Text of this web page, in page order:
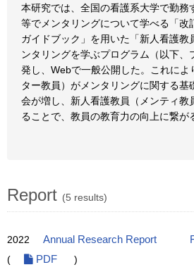
本研究では、全国の看護系大学で勤務
等でメンタリングについて学べる「改
ガイドブック」を用いた「新人看護教
ンタリングを学ぶプログラム（以下、
発し、Webで一般公開した。これによ
ター教員）がメンタリングに関する基
会が増し、新人看護教員（メンティ教
ることで、教員の教育力の向上に繋が
Report (5 results)
2022 Annual Research Report
(
PDF )